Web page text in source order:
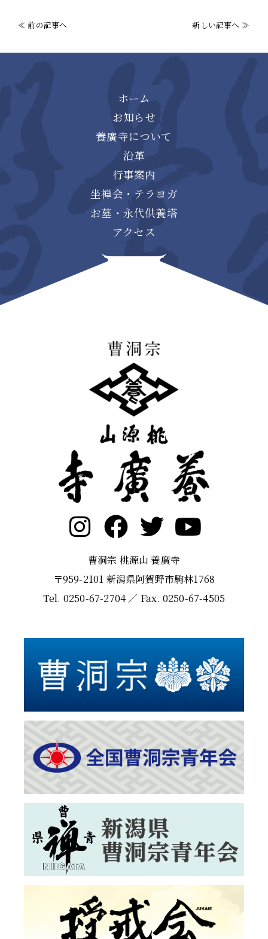
≪ 前の記事へ 新しい記事へ ≫
ホーム
お知らせ
養廣寺について
沿革
行事案内
坐禅会・テラヨガ
お墓・永代供養塔
アクセス
曹洞宗 桃源山 養廣寺
〒959-2101 新潟県阿賀野市駒林1768
Tel. 0250-67-2704 ／ Fax. 0250-67-4505